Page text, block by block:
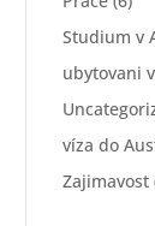
Studium v
ubytovani
víza do
Zajimavost